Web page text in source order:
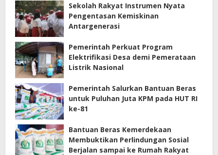
Sekolah Rakyat Instrumen Nyata
Pengentasan Kemiskinan
Antargenerasi
Pemerintah Perkuat Program
Elektrifikasi Desa demi Pemerataan
Listrik Nasional
Pemerintah Salurkan Bantuan Beras
untuk Puluhan Juta KPM pada HUT RI
ke-81
Bantuan Beras Kemerdekaan
Membuktikan Perlindungan Sosial
Berjalan sampai ke Rumah Rakyat